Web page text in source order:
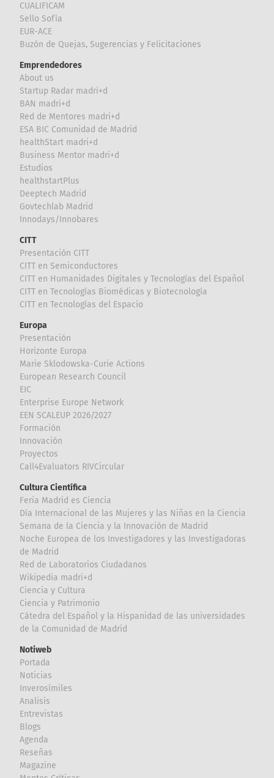
CUALIFICAM
Sello Sofía
EUR-ACE
Buzón de Quejas, Sugerencias y Felicitaciones
Emprendedores
About us
Startup Radar madri+d
BAN madri+d
Red de Mentores madri+d
ESA BIC Comunidad de Madrid
healthStart madri+d
Business Mentor madri+d
Estudios
healthstartPlus
Deeptech Madrid
Govtechlab Madrid
Innodays/Innobares
CITT
Presentación CITT
CITT en Semiconductores
CITT en Humanidades Digitales y Tecnologías del Español
CITT en Tecnologías Biomédicas y Biotecnología
CITT en Tecnologías del Espacio
Europa
Presentación
Horizonte Europa
Marie Sklodowska-Curie Actions
European Research Council
EIC
Enterprise Europe Network
EEN SCALEUP 2026/2027
Formación
Innovación
Proyectos
Call4Evaluators RIVCircular
Cultura Científica
Feria Madrid es Ciencia
Día Internacional de las Mujeres y las Niñas en la Ciencia
Semana de la Ciencia y la Innovación de Madrid
Noche Europea de los Investigadores y las Investigadoras
de Madrid
Red de Laboratorios Ciudadanos
Wikipedia madri+d
Ciencia y Cultura
Ciencia y Patrimonio
Cátedra del Español y la Hispanidad de las universidades
de la Comunidad de Madrid
Notiweb
Portada
Noticias
Inverosímiles
Analisis
Entrevistas
Blogs
Agenda
Reseñas
Magazine